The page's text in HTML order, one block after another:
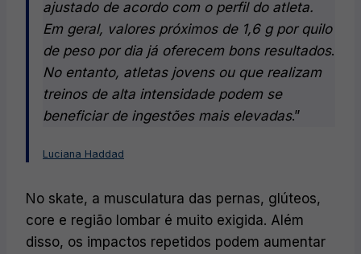
ajustado de acordo com o perfil do atleta.
Em geral, valores próximos de 1,6 g por quilo
de peso por dia já oferecem bons resultados.
No entanto, atletas jovens ou que realizam
treinos de alta intensidade podem se
beneficiar de ingestões mais elevadas.”
Luciana Haddad
No skate, a musculatura das pernas, glúteos,
core e região lombar é muito exigida. Além
disso, os impactos repetidos podem aumentar